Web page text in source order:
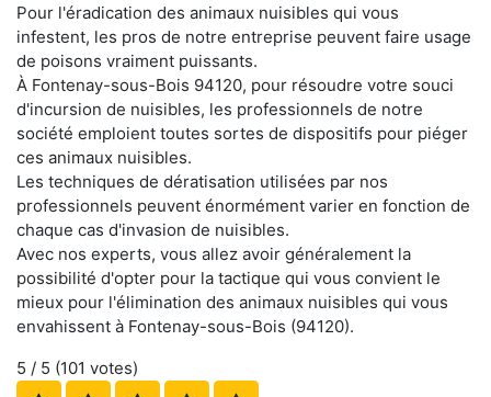
Pour l'éradication des animaux nuisibles qui vous
infestent, les pros de notre entreprise peuvent faire usage
de poisons vraiment puissants.
À Fontenay-sous-Bois 94120, pour résoudre votre souci
d'incursion de nuisibles, les professionnels de notre
société emploient toutes sortes de dispositifs pour piéger
ces animaux nuisibles.
Les techniques de dératisation utilisées par nos
professionnels peuvent énormément varier en fonction de
chaque cas d'invasion de nuisibles.
Avec nos experts, vous allez avoir généralement la
possibilité d'opter pour la tactique qui vous convient le
mieux pour l'élimination des animaux nuisibles qui vous
envahissent à Fontenay-sous-Bois (94120).
5 / 5 (101 votes)